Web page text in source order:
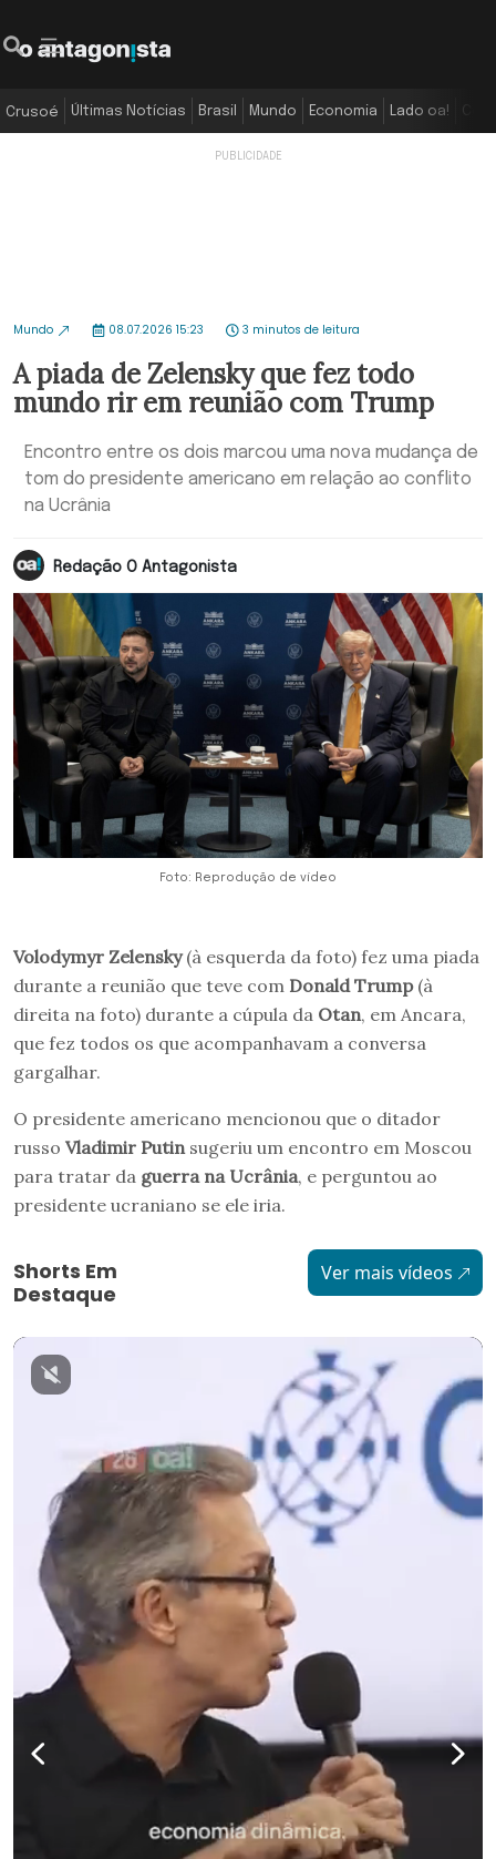
Crusoé Últimas Notícias Brasil Mundo Economia Lado oa!
Mundo 08.07.2026 15:23 3 minutos de leitura
A piada de Zelensky que fez todo
mundo rir em reunião com Trump
Encontro entre os dois marcou uma nova mudança de
tom do presidente americano em relação ao conflito
na Ucrânia
Redação O Antagonista
Foto: Reprodução de vídeo
Volodymyr Zelensky(à esquerda da foto) fez uma piada
durante a reunião que teve com Donald Trump(à
direita na foto) durante a cúpula da Otan, em Ancara,
que fez todos os que acompanhavam a conversa
gargalhar.
O presidente americano mencionou que o ditador
russo Vladimir Putin sugeriu um encontro em Moscou
para tratar da guerra na Ucrânia, e perguntou ao
presidente ucraniano se ele iria.
Shorts Em
Destaque
Ver mais vídeos